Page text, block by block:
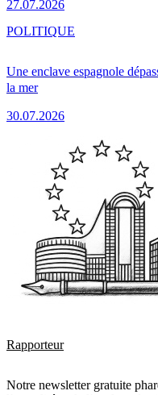
27.07.2026
Une enclave espagnole
la mer
30.07.2026
POLITIQUE
Rapporteur
Notre newsletter gratuite